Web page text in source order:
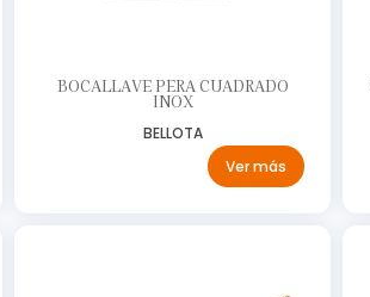
BOCALLAVE PERA CUADRADO
INOX
BELLOTA
Ver más